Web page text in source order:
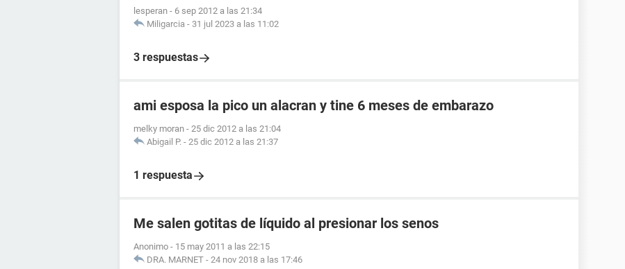
lesperan - 6 sep 2012 a las 21:34
Miligarcia - 31 jul 2023 a las 11:02
3 respuestas
ami esposa la pico un alacran y tine 6 meses de embarazo
melky moran - 25 dic 2012 a las 21:04
Abigail P. - 25 dic 2012 a las 21:37
1 respuesta
Me salen gotitas de líquido al presionar los senos
Anonimo - 15 may 2011 a las 22:15
DRA. MARNET - 24 nov 2018 a las 17:46